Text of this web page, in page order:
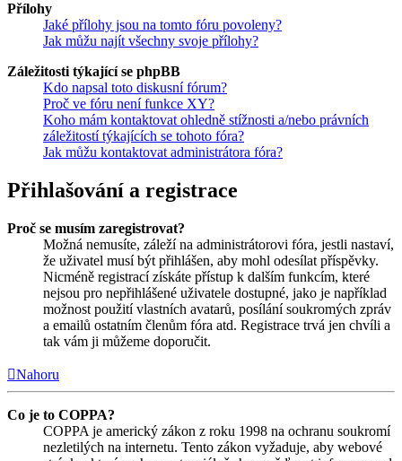
Přílohy
Jaké přílohy jsou na tomto fóru povoleny?
Jak můžu najít všechny svoje přílohy?
Záležitosti týkající se phpBB
Kdo napsal toto diskusní fórum?
Proč ve fóru není funkce XY?
Koho mám kontaktovat ohledně stížnosti a/nebo právních
záležitostí týkajících se tohoto fóra?
Jak můžu kontaktovat administrátora fóra?
Přihlašování a registrace
Proč se musím zaregistrovat?
Možná nemusíte, záleží na administrátorovi fóra, jestli nastaví,
že uživatel musí být přihlášen, aby mohl odesílat příspěvky.
Nicméně registrací získáte přístup k dalším funkcím, které
nejsou pro nepřihlášené uživatele dostupné, jako je například
možnost použití vlastních avatarů, posílání soukromých zpráv
a emailů ostatním členům fóra atd. Registrace trvá jen chvíli a
tak vám ji můžeme doporučit.
Nahoru
Co je to COPPA?
COPPA je americký zákon z roku 1998 na ochranu soukromí
nezletilých na internetu. Tento zákon vyžaduje, aby webové